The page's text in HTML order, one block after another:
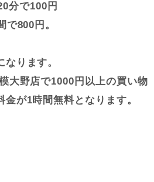
分で100円
で800円。
ります。
大野店で1000円以上の買い物
が1時間無料となります。